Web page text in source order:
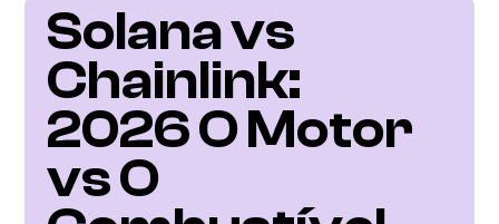
Solana vs
Chainlink:
2026 O Motor
vs O